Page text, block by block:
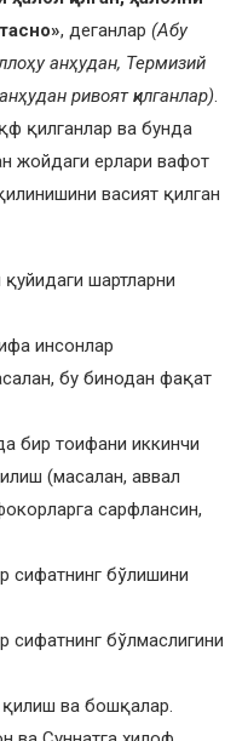
, деганлар (Абу
анҳудан, Термизий
ривоят қилганлар)
қилганлар ва бунда
жойдаги ерлари вафот
васият қилган
шартларни
инсонлар
бу бинодан фақат
бир тоифани иккинчи
(масалан, аввал
сарфлансин,
сифатнинг бўлишини
сифатнинг бўлмаслигини
ва бошқалар.